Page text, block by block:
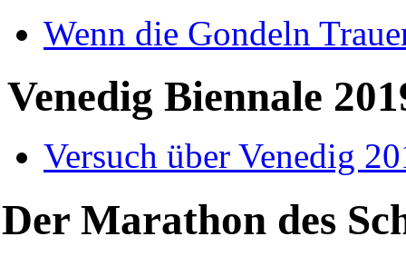
Wenn die Gondeln
Venedig Biennale
Versuch über Venedig
Der Marathon des